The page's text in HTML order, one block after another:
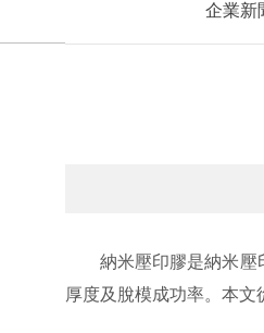
企業新
納米壓印膠是納米壓印
厚度及脫模成功率。本文